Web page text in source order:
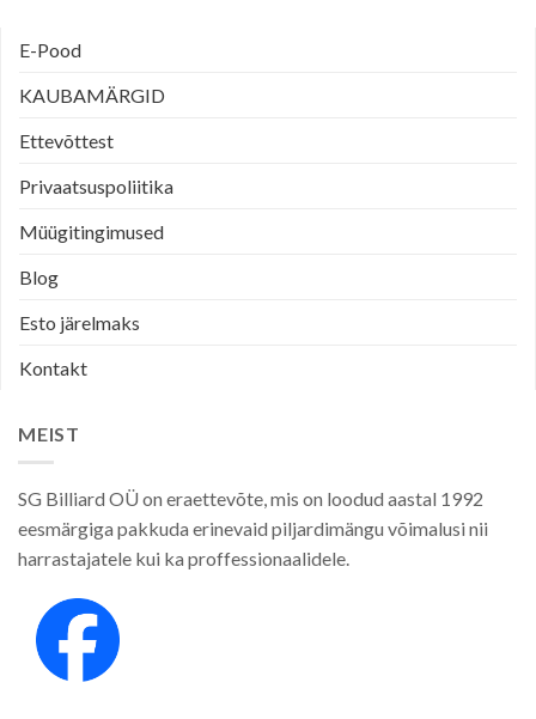
E-Pood
KAUBAMÄRGID
Ettevõttest
Privaatsuspoliitika
Müügitingimused
Blog
Esto järelmaks
Kontakt
MEIST
SG Billiard OÜ on eraettevõte, mis on loodud aastal 1992
eesmärgiga pakkuda erinevaid piljardimängu võimalusi nii
harrastajatele kui ka proffessionaalidele.